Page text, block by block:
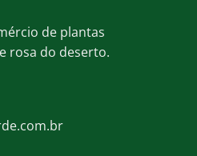
de plantas
rosa do deserto.